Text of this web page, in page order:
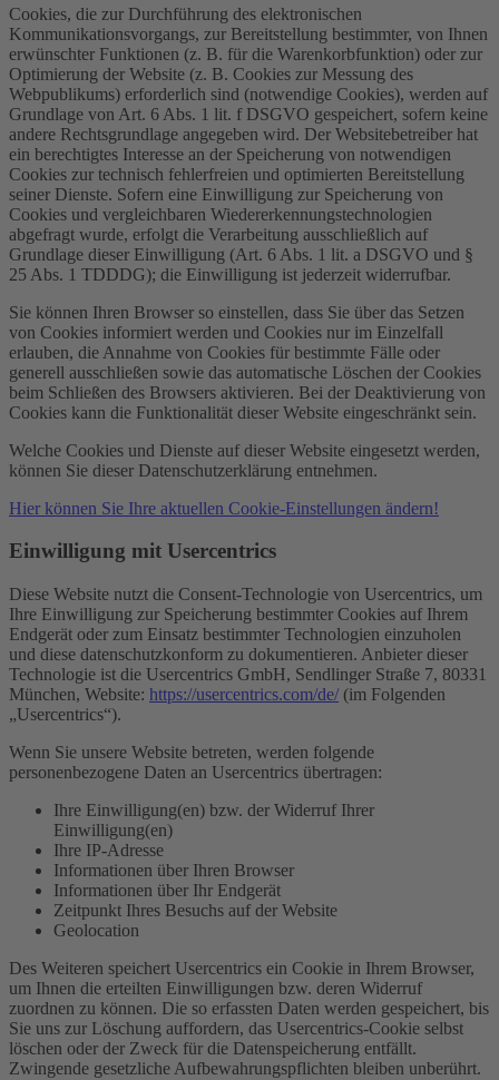
Cookies, die zur Durchführung des elektronischen
Kommunikationsvorgangs, zur Bereitstellung bestimmter, von Ihnen
erwünschter Funktionen (z. B. für die Warenkorbfunktion) oder zur
Optimierung der Website (z. B. Cookies zur Messung des
Webpublikums) erforderlich sind (notwendige Cookies), werden auf
Grundlage von Art. 6 Abs. 1 lit. f DSGVO gespeichert, sofern keine
andere Rechtsgrundlage angegeben wird. Der Websitebetreiber hat
ein berechtigtes Interesse an der Speicherung von notwendigen
Cookies zur technisch fehlerfreien und optimierten Bereitstellung
seiner Dienste. Sofern eine Einwilligung zur Speicherung von
Cookies und vergleichbaren Wiedererkennungstechnologien
abgefragt wurde, erfolgt die Verarbeitung ausschließlich auf
Grundlage dieser Einwilligung (Art. 6 Abs. 1 lit. a DSGVO und §
25 Abs. 1 TDDDG); die Einwilligung ist jederzeit widerrufbar.
Sie können Ihren Browser so einstellen, dass Sie über das Setzen
von Cookies informiert werden und Cookies nur im Einzelfall
erlauben, die Annahme von Cookies für bestimmte Fälle oder
generell ausschließen sowie das automatische Löschen der Cookies
beim Schließen des Browsers aktivieren. Bei der Deaktivierung von
Cookies kann die Funktionalität dieser Website eingeschränkt sein.
Welche Cookies und Dienste auf dieser Website eingesetzt werden,
können Sie dieser Datenschutzerklärung entnehmen.
Hier können Sie Ihre aktuellen Cookie-Einstellungen ändern!
Einwilligung mit Usercentrics
Diese Website nutzt die Consent-Technologie von Usercentrics, um
Ihre Einwilligung zur Speicherung bestimmter Cookies auf Ihrem
Endgerät oder zum Einsatz bestimmter Technologien einzuholen
und diese datenschutzkonform zu dokumentieren. Anbieter dieser
Technologie ist die Usercentrics GmbH, Sendlinger Straße 7, 80331
München, Website: https://usercentrics.com/de/ (im Folgenden
„Usercentrics“).
Wenn Sie unsere Website betreten, werden folgende
personenbezogene Daten an Usercentrics übertragen:
Ihre Einwilligung(en) bzw. der Widerruf Ihrer
Einwilligung(en)
Ihre IP-Adresse
Informationen über Ihren Browser
Informationen über Ihr Endgerät
Zeitpunkt Ihres Besuchs auf der Website
Geolocation
Des Weiteren speichert Usercentrics ein Cookie in Ihrem Browser,
um Ihnen die erteilten Einwilligungen bzw. deren Widerruf
zuordnen zu können. Die so erfassten Daten werden gespeichert, bis
Sie uns zur Löschung auffordern, das Usercentrics-Cookie selbst
löschen oder der Zweck für die Datenspeicherung entfällt.
Zwingende gesetzliche Aufbewahrungspflichten bleiben unberührt.